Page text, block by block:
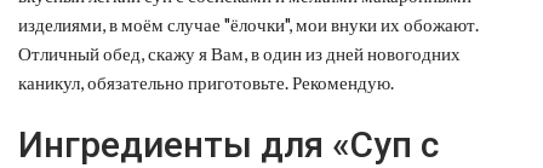
изделиями, в моём случае "ёлочки", мои внуки их обожают.
Отличный обед, скажу я Вам, в один из дней новогодних
каникул, обязательно приготовьте. Рекомендую.
Ингредиенты для «Суп с